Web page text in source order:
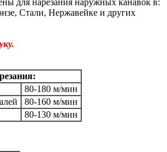
для нарезания наружных канавок в:
Стали, Нержавейке и других
80-180 м/мин
80-160 м/мин
80-130 м/мин